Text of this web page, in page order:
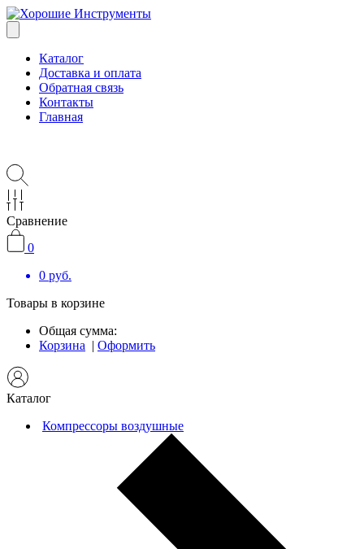
Каталог
Доставка и оплата
Обратная связь
Контакты
Главная
Сравнение
0
0 руб.
Товары в корзине
Общая сумма:
Корзина | Оформить
Каталог
Компрессоры воздушные